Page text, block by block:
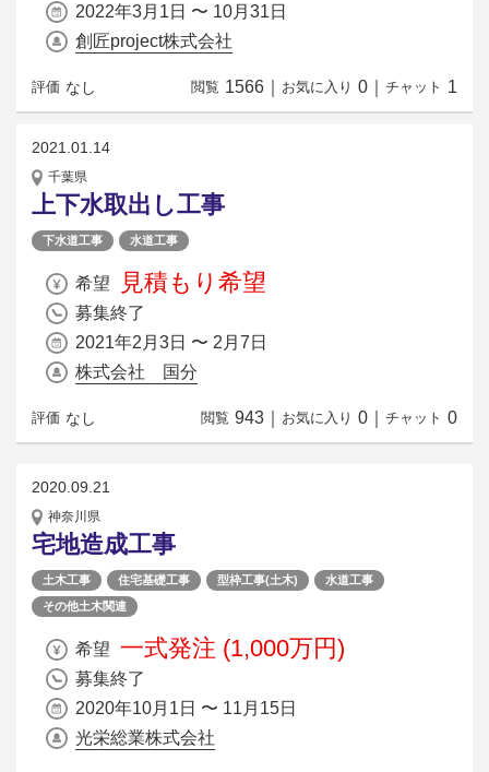
2022年3月1日 〜 10月31日
創匠project株式会社
評価 なし 閲覧 1566 お気に入り 0 チャット 1
2021.01.14
千葉県
上下水取出し工事
下水道工事 水道工事
希望 見積もり希望
募集終了
2021年2月3日 〜 2月7日
株式会社 国分
評価 なし 閲覧 943 お気に入り 0 チャット 0
2020.09.21
神奈川県
宅地造成工事
土木工事 住宅基礎工事 型枠工事(土木)
水道工事
その他土木関連
希望 一式発注 (1,000万円)
募集終了
2020年10月1日 〜 11月15日
光栄総業株式会社